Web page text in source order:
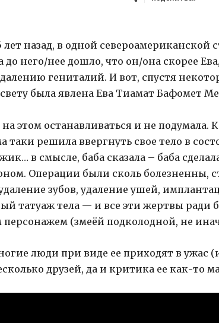
назад, в одной североамериканской
него/нее дошло, что он/она скорее
гениталий. И вот, спустя
была явлена Ева Тиамат Бафомет
этом останавливаться и не подумала.
таки решила ввергнуть свое тело в
в смысле, баба сказала – баба
Операции были сколь болезненны,
зубов, удаление ушей,
татуаж тела — и все эти жертвы
(змеёй подколодной, не
люди при виде ее приходят в ужас
друзей, да и критика ее как-то